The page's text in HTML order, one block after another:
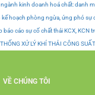
kinh doanh hoá chất: danh
kế hoạch phòng ngừa, ứng phó
báo cáo sự cố chất thải KCX, KCN
XỬ LÝ KHÍ THẢI CÔNG
VỀ CHÚNG TÔI